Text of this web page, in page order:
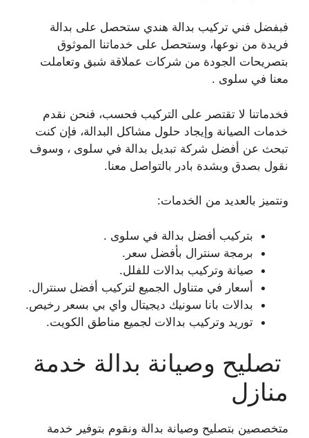
فبفضل فني تركيب بدالة هندي ستحصل على بدالة
فريدة من نوعها، وستحصل على خدماتنا الموثوق
بتصريحات الجودة من شركات عملاقة شبق وتعاملت
معنا في سلوى .
فخدماتنا لا تقتصر على التركيب فحسب، فنحن نقدم
خدمات الصيانة وإيجاد حلول مشاكل البدالة، فإن كنت
تبحث عن أفضل شركة تبديل بدالة في سلوى ، وسوف
نقول بصدق وبشدة بادر بالتواصل معنا.
ونتميز بالعديد من الخدمات:
بتركيب أفضل بدالة في سلوى .
برمجة سنترال بأفضل سعر.
صيانة وتركيب بدالات للفلل.
أسعار في متناول الجميع لتركيب أفضل سنترال.
بدالات بانا سونيك ديجيتال واي بي بسعر رخيص.
توريد وتركيب بدالات لجميع مناطق الكويت.
تصليح وصيانة بدالة خدمة
منازل
متخصصين بتصليح وصيانة بدالة ونقوم بتوفير خدمة